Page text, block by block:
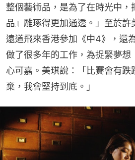
整個藝術品，是為了在時光中，
品』雕琢得更加通透。」至於許
遠道飛來香港參加《中4》，還
做了很多年的工作，為捉緊夢想
心可嘉。美琪說：「比賽會有跌
棄，我會堅持到底。」